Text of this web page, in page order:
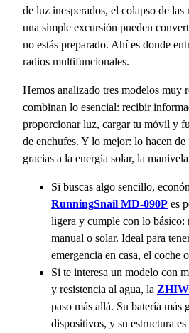
de luz inesperados, el colapso de
una simple excursión pueden
no estás preparado. Ahí es donde
radios multifuncionales.
Hemos analizado tres modelos muy
combinan lo esencial: recibir
proporcionar luz, cargar tu móvil y
de enchufes. Y lo mejor: lo hacen de
gracias a la energía solar, la
Si buscas algo sencillo,
RunningSnail MD-090P es
ligera y cumple con lo básico:
manual o solar. Ideal para
emergencia en casa, el coche
Si te interesa un modelo con
y resistencia al agua, la
paso más allá. Su batería más
dispositivos, y su estructura es